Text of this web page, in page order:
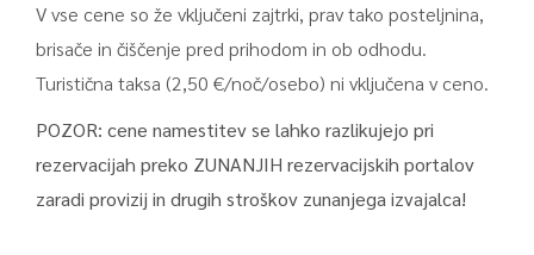
V vse cene so že vključeni zajtrki, prav tako posteljnina,
brisače in čiščenje pred prihodom in ob odhodu.
Turistična taksa (2,50 €/noč/osebo) ni vključena v ceno.
POZOR: cene namestitev se lahko razlikujejo pri
rezervacijah preko ZUNANJIH rezervacijskih portalov
zaradi provizij in drugih stroškov zunanjega izvajalca!